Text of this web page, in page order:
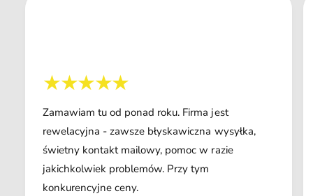
Zamawiam tu od ponad roku. Firma jest
rewelacyjna - zawsze błyskawiczna wysyłka,
świetny kontakt mailowy, pomoc w razie
jakichkolwiek problemów. Przy tym
konkurencyjne ceny.